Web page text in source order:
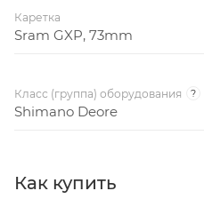
Каретка
Sram GXP, 73mm
Класс (группа) оборудования ?
Shimano Deore
Как купить